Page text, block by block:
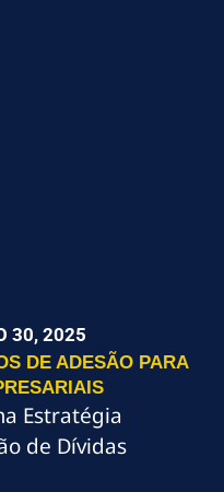
30, 2025
DE ADESÃO PARA
Estratégia
de Dívidas